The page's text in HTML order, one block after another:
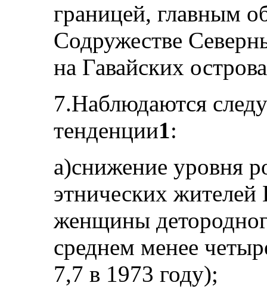
границей, главным
Содружестве
на Гавайских
7.Наблюдаются
тенденции1:
а)снижение уровня
этнических жителей
женщины
среднем менее
7,7 в 1973 году);